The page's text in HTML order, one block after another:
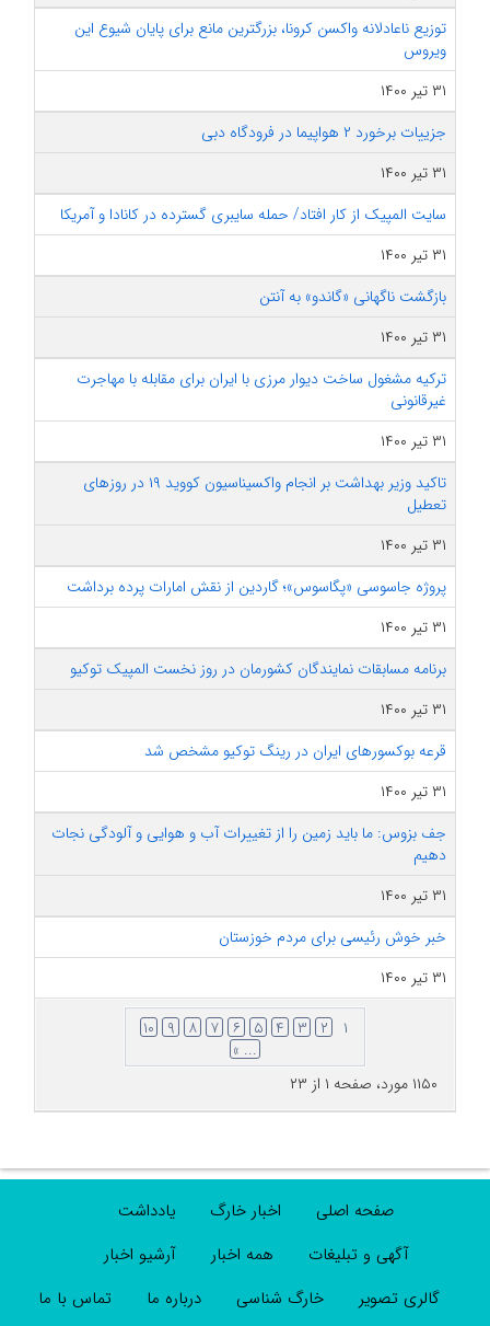
توزیع ناعادلانه واکسن کرونا، بزرگترین مانع برای پایان شیوع این
ویروس
۳۱ تیر ۱۴۰۰
جزییات برخورد ۲ هواپیما در فرودگاه دبی
۳۱ تیر ۱۴۰۰
سایت المپیک‌ از کار افتاد/ حمله سایبری گسترده در کانادا و آمریکا
۳۱ تیر ۱۴۰۰
بازگشت ناگهانی «گاندو» به آنتن
۳۱ تیر ۱۴۰۰
ترکیه مشغول ساخت دیوار مرزی با ایران برای مقابله با مهاجرت
غیرقانونی
۳۱ تیر ۱۴۰۰
تاکید وزیر بهداشت بر انجام واکسیناسیون کووید ۱۹ در روز‌های
تعطیل
۳۱ تیر ۱۴۰۰
پروژه جاسوسی «پگاسوس»؛ گاردین از نقش امارات پرده برداشت
۳۱ تیر ۱۴۰۰
برنامه مسابقات نمایندگان کشورمان در روز نخست المپیک توکیو
۳۱ تیر ۱۴۰۰
قرعه بوکسورهای ایران در رینگ توکیو مشخص شد
۳۱ تیر ۱۴۰۰
جف بزوس: ما باید زمین را از تغییرات آب و هوایی و آلودگی نجات
دهیم
۳۱ تیر ۱۴۰۰
خبر خوش رئیسی برای مردم خوزستان
۳۱ تیر ۱۴۰۰
۱ ۲ ۳ ۴ ۵ ۶ ۷ ۸ ۹
۱۰
... »
۱۱۵۰ مورد، صفحه ۱ از ۲۳
صفحه اصلی اخبار خارگ
یادداشت
آگهی و تبلیغات
همه اخبار
آرشیو اخبار
گالری تصویر
خارگ شناسی درباره ما تماس با ما